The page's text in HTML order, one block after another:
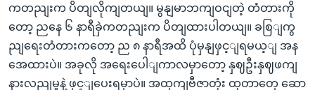
ကတညျးက ပိတျလိုကျတယျ။ မွနျမာဘကျဝငျတဲ့ တံတားကို
တော့ ညနေ ၆ နာရီခှဲကတညျးက ပိတျထားပါတယျ။ ခစြျကွ
ညျရေးတံတားကတော့ ည ၈ နာရီအထိ ပုံမှနျဖှင့ျရမယ့ျ အန
အေထားပဲ။ အခုလို အရေးပေါျကာလမှာတော့ နှဈဦးနှဈဖကျ
နားလညျမှုနဲ့ ဖှင့ျပေးရမှာပဲ။ အထှကျဗီဇာတုံး ထုတာတှေ ဆော